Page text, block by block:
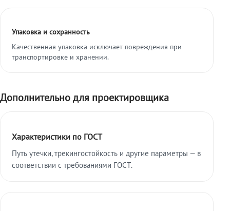
Упаковка и сохранность
Качественная упаковка исключает повреждения при
транспортировке и хранении.
Дополнительно для проектировщика
Характеристики по ГОСТ
Путь утечки, трекингостойкость и другие параметры — в
соответствии с требованиями ГОСТ.